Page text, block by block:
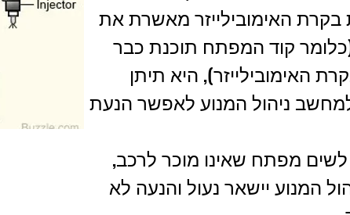
בקרת האימובילייזר מאשרת את
קוד המפתח תוכנת כבר
האימובילייזר), היא תיתן
ניהול המנוע לאפשר הנעת
מפתח שאינו מוכר לרכב,
המנוע יישאר נעול והנעה לא